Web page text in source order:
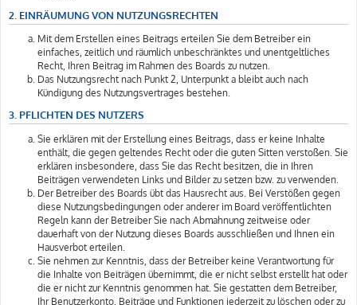
2. EINRÄUMUNG VON NUTZUNGSRECHTEN
Mit dem Erstellen eines Beitrags erteilen Sie dem Betreiber ein
einfaches, zeitlich und räumlich unbeschränktes und unentgeltliches
Recht, Ihren Beitrag im Rahmen des Boards zu nutzen.
Das Nutzungsrecht nach Punkt 2, Unterpunkt a bleibt auch nach
Kündigung des Nutzungsvertrages bestehen.
3. PFLICHTEN DES NUTZERS
Sie erklären mit der Erstellung eines Beitrags, dass er keine Inhalte
enthält, die gegen geltendes Recht oder die guten Sitten verstoßen. Sie
erklären insbesondere, dass Sie das Recht besitzen, die in Ihren
Beiträgen verwendeten Links und Bilder zu setzen bzw. zu verwenden.
Der Betreiber des Boards übt das Hausrecht aus. Bei Verstößen gegen
diese Nutzungsbedingungen oder anderer im Board veröffentlichten
Regeln kann der Betreiber Sie nach Abmahnung zeitweise oder
dauerhaft von der Nutzung dieses Boards ausschließen und Ihnen ein
Hausverbot erteilen.
Sie nehmen zur Kenntnis, dass der Betreiber keine Verantwortung für
die Inhalte von Beiträgen übernimmt, die er nicht selbst erstellt hat oder
die er nicht zur Kenntnis genommen hat. Sie gestatten dem Betreiber,
Ihr Benutzerkonto, Beiträge und Funktionen jederzeit zu löschen oder zu